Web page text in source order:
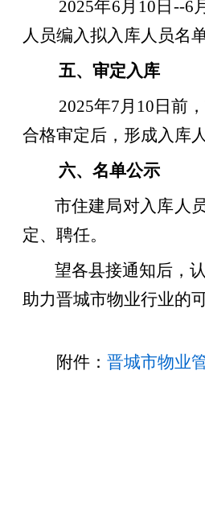
2025年6月10日--6
人员编入拟入库人员名
五、审定入库
2025年7月10日前
合格审定后，形成入库
六、名单公示
市住建局对入库人
定、聘任。
望各县接通知后，
助力晋城市物业行业的
附件： 晋城市物业